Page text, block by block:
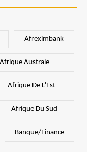
Afreximbank
Afrique Australe
Afrique De L'Est
Afrique Du Sud
Banque/Finance